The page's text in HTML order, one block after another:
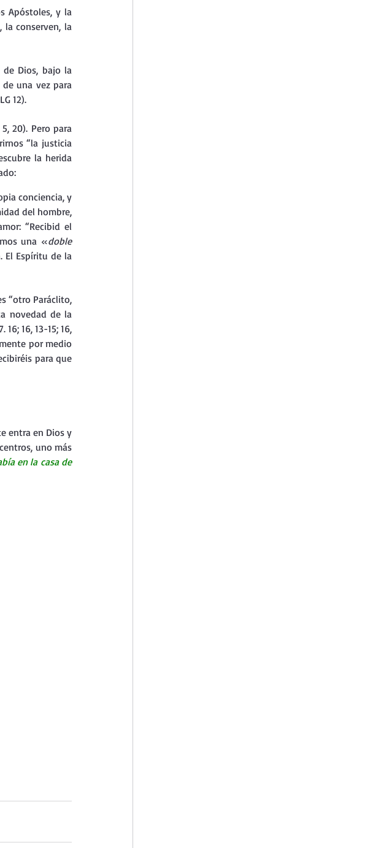
Apóstoles, y la
conserven, la
Dios, bajo la
una vez para
12).
5, 20). Pero para
“la justicia
la herida
conciencia, y
del hombre,
“Recibid el
una «doble
El Espíritu de la
“otro Paráclito,
novedad de la
16; 16, 13-15; 16,
por medio
para que
entra en Dios y
uno más
en la casa de